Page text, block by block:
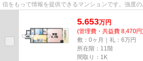
信をもって情報を提供できるマンションです。強度
5.653万円
(管理費・共益費 8,470円
敷：0ヶ月｜礼：6万円
所在階：11階
間取り：1K